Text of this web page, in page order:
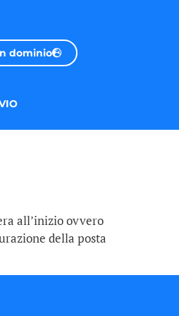
dominio
all’inizio ovvero
della posta